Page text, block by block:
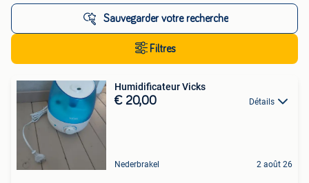
Sauvegarder votre recherche
Filtres
Humidificateur Vicks
€ 20,00 Détails
Nederbrakel 2 août 26